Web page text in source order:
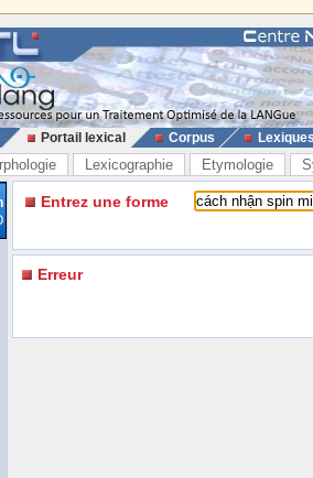
Portail lexical Corpus
Lexicographie Etymologie
Entrez une forme
Erreur